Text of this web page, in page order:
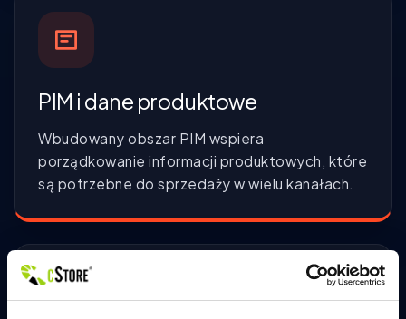
PIM i dane produktowe
Wbudowany obszar PIM wspiera
porządkowanie informacji produktowych, które
są potrzebne do sprzedaży w wielu kanałach.